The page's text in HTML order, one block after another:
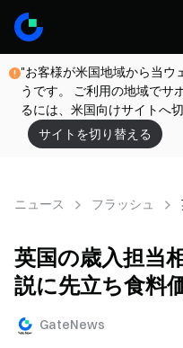
"お客様が米国地域から当ウ
うです。 ご利用の地域でサ
るには、米国向けサイトへ
サイトを切り替える
ニュース フラッシュ
英国の歳入担当
説に先立ち食料
GateNews